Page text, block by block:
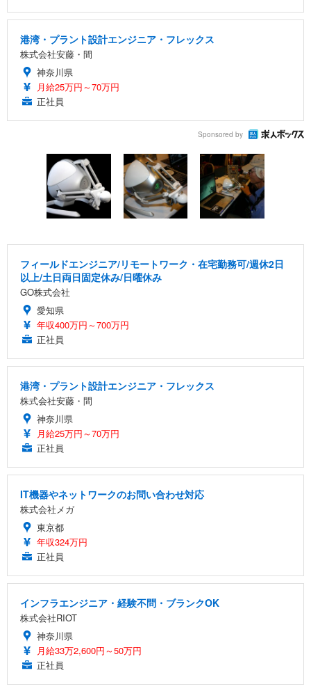
港湾・プラント設計エンジニア・フレックス
株式会社安藤・間
神奈川県
月給25万円～70万円
正社員
Sponsored by
フィールドエンジニア/リモートワーク・在宅勤務可/週休2日
以上/土日両日固定休み/日曜休み
GO株式会社
愛知県
年収400万円～700万円
正社員
港湾・プラント設計エンジニア・フレックス
株式会社安藤・間
神奈川県
月給25万円～70万円
正社員
IT機器やネットワークのお問い合わせ対応
株式会社メガ
東京都
年収324万円
正社員
インフラエンジニア・経験不問・ブランクOK
株式会社RIOT
神奈川県
月給33万2,600円～50万円
正社員